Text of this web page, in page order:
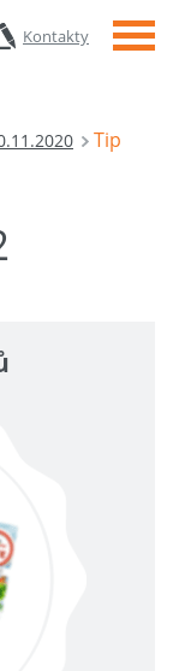
Kontakty Menu
Tip